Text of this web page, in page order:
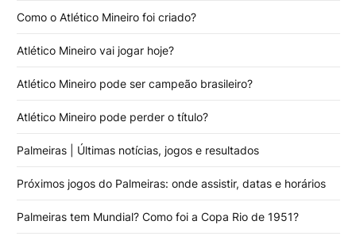
Como o Atlético Mineiro foi criado?
Atlético Mineiro vai jogar hoje?
Atlético Mineiro pode ser campeão brasileiro?
Atlético Mineiro pode perder o título?
Palmeiras | Últimas notícias, jogos e resultados
Próximos jogos do Palmeiras: onde assistir, datas e horários
Palmeiras tem Mundial? Como foi a Copa Rio de 1951?